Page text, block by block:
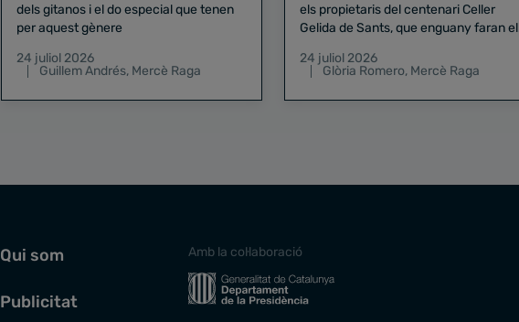
dels gitanos i el do especial que tenen
per aquest gènere
24 juliol 2026
Guillem Andrés, Mercè Raga
els propietaris del centenari Celler
Gelida de Sants, que enguany faran el
24 juliol 2026
Glòria Romero, Mercè Raga
Qui som
Publicitat
Amb la col·laboració